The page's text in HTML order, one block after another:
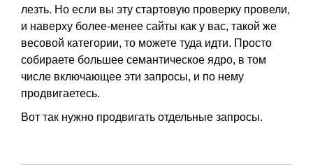
лезть. Но если вы эту стартовую проверку провели,
и наверху более-менее сайты как у вас, такой же
весовой категории, то можете туда идти. Просто
собираете большее семантическое ядро, в том
числе включающее эти запросы, и по нему
продвигаетесь.
Вот так нужно продвигать отдельные запросы.